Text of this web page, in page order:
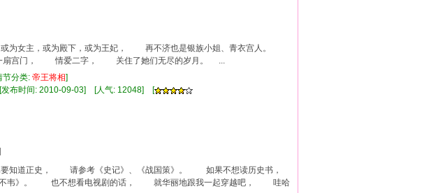
女主，或为殿下，或为王妃， 再不济也是银族小姐、青衣宫人。
扇宫门， 情爱二字， 关住了她们无尽的岁月。 ...
分类: 帝王将相]
布时间: 2010-09-03] [人气: 12048] [
道正史， 请参考《史记》、《战国策》。 如果不想读历史书，
不韦》。 也不想看电视剧的话， 就华丽地跟我一起穿越吧， 哇哈